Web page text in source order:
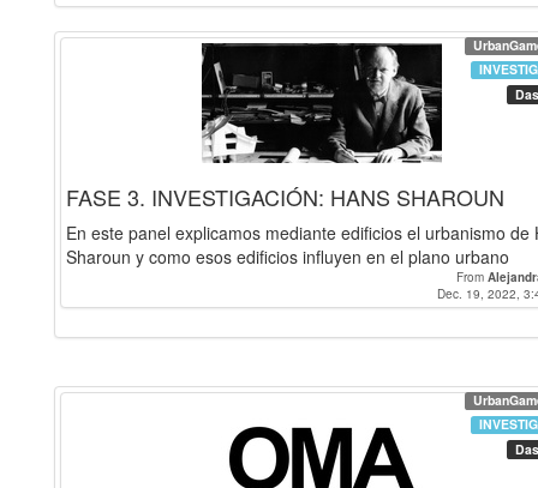
FASE 3. INVESTIGACIÓN: HANS SHAROUN
En este panel explicamos mediante edificios el urbanismo de
Sharoun y como esos edificios influyen en el plano urbano
From
Dec. 19, 2022,